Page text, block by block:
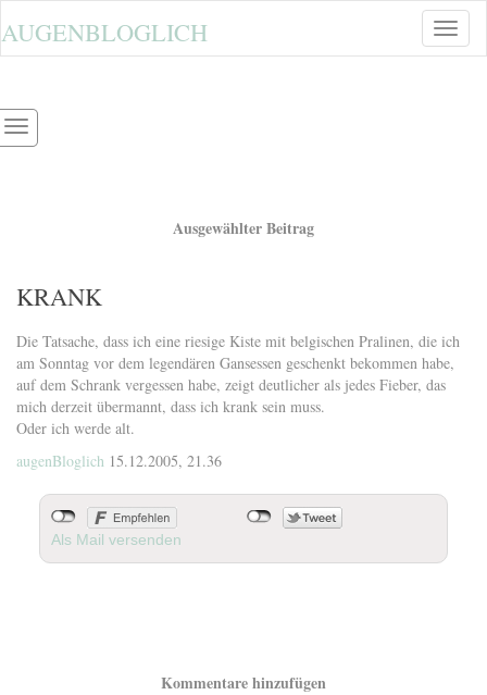
AUGENBLOGLICH
Toggle
Ausgewählter Beitrag
KRANK
Die Tatsache, dass ich eine riesige Kiste mit belgischen Pralinen, die ich
am Sonntag vor dem legendären Gansessen geschenkt bekommen habe,
auf dem Schrank vergessen habe, zeigt deutlicher als jedes Fieber, das
mich derzeit übermannt, dass ich krank sein muss.
Oder ich werde alt.
augenBloglich 15.12.2005, 21.36
Als Mail versenden
Kommentare hinzufügen